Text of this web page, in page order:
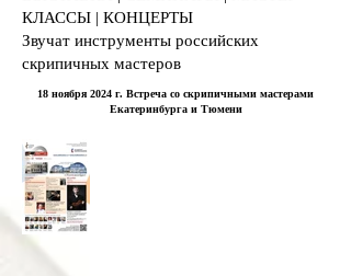
КЛАССЫ | КОНЦЕРТЫ
Звучат инструменты российских
скрипичных мастеров
18 ноября 2024 г. Встреча со скрипичными мастерами
Екатеринбурга и Тюмени